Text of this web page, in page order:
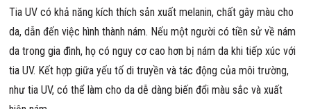
Tia UV có khả năng kích thích sản xuất melanin, chất gây màu cho
da, dẫn đến việc hình thành nám. Nếu một người có tiền sử về nám
da trong gia đình, họ có nguy cơ cao hơn bị nám da khi tiếp xúc với
tia UV. Kết hợp giữa yếu tố di truyền và tác động của môi trường,
như tia UV, có thể làm cho da dễ dàng biến đổi màu sắc và xuất